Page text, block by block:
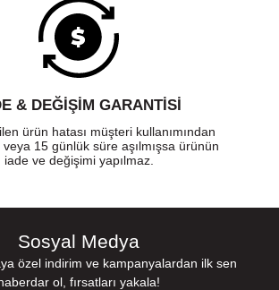
& DEĞİŞİM GARANTİSİ
ürün hatası müşteri kullanımından
15 günlük süre aşılmışsa ürünün
iade ve değişimi yapılmaz.
Sosyal Medya
özel indirim ve kampanyalardan ilk sen
ol, fırsatları yakala!